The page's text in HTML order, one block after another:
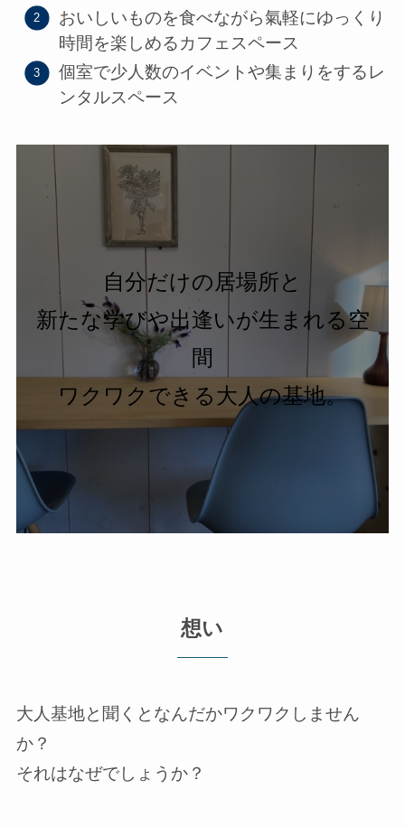
おいしいものを食べながら氣軽にゆっくり
時間を楽しめるカフェスペース
個室で少人数のイベントや集まりをするレ
ンタルスペース
自分だけの居場所と
新たな学びや出逢いが生まれる空
間
ワクワクできる大人の基地。
想い
大人基地と聞くとなんだかワクワクしません
か？
それはなぜでしょうか？